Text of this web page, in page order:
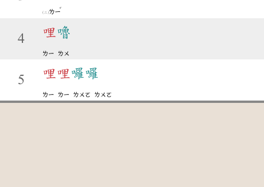
ㄌㄧ
ˇ
4 哩嚕
ㄌㄧ ㄌㄨ
5 哩哩囉囉
ㄌㄧ ㄌㄧ ㄌㄨㄛ ㄌㄨㄛ